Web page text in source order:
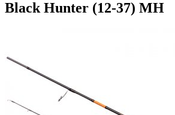
Black Hunter (12-37) MH